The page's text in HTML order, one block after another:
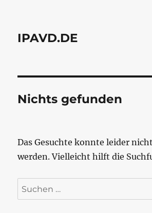
IPAVD.DE
Nichts gefunden
Das Gesuchte konnte leider
werden. Vielleicht hilft die
Suchen
nach: